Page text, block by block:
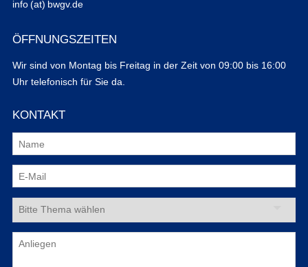
info (at) bwgv.de
ÖFFNUNGSZEITEN
Wir sind von Montag bis Freitag in der Zeit von 09:00 bis 16:00
Uhr telefonisch für Sie da.
KONTAKT